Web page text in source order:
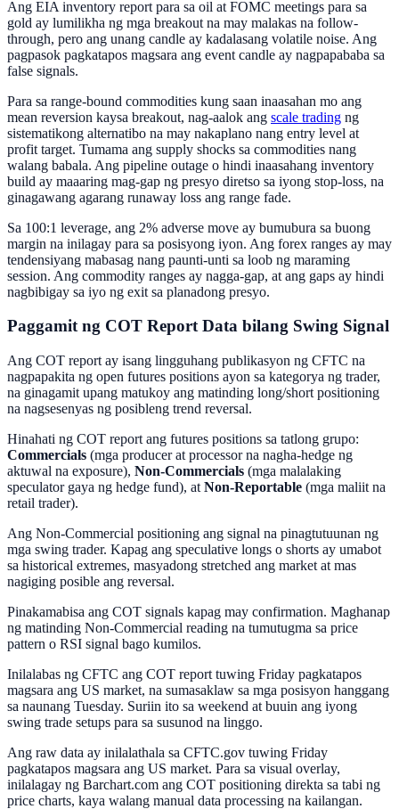
Ang EIA inventory report para sa oil at FOMC meetings para sa
gold ay lumilikha ng mga breakout na may malakas na follow-
through, pero ang unang candle ay kadalasang volatile noise. Ang
pagpasok pagkatapos magsara ang event candle ay nagpapababa sa
false signals.
Para sa range-bound commodities kung saan inaasahan mo ang
mean reversion kaysa breakout, nag-aalok ang scale trading ng
sistematikong alternatibo na may nakaplano nang entry level at
profit target. Tumama ang supply shocks sa commodities nang
walang babala. Ang pipeline outage o hindi inaasahang inventory
build ay maaaring mag-gap ng presyo diretso sa iyong stop-loss, na
ginagawang agarang runaway loss ang range fade.
Sa 100:1 leverage, ang 2% adverse move ay bumubura sa buong
margin na inilagay para sa posisyong iyon. Ang forex ranges ay may
tendensiyang mabasag nang paunti-unti sa loob ng maraming
session. Ang commodity ranges ay nagga-gap, at ang gaps ay hindi
nagbibigay sa iyo ng exit sa planadong presyo.
Paggamit ng COT Report Data bilang Swing Signal
Ang COT report ay isang lingguhang publikasyon ng CFTC na
nagpapakita ng open futures positions ayon sa kategorya ng trader,
na ginagamit upang matukoy ang matinding long/short positioning
na nagsesenyas ng posibleng trend reversal.
Hinahati ng COT report ang futures positions sa tatlong grupo:
Commercials (mga producer at processor na nagha-hedge ng
aktuwal na exposure), Non-Commercials (mga malalaking
speculator gaya ng hedge fund), at Non-Reportable (mga maliit na
retail trader).
Ang Non-Commercial positioning ang signal na pinagtutuunan ng
mga swing trader. Kapag ang speculative longs o shorts ay umabot
sa historical extremes, masyadong stretched ang market at mas
nagiging posible ang reversal.
Pinakamabisa ang COT signals kapag may confirmation. Maghanap
ng matinding Non-Commercial reading na tumutugma sa price
pattern o RSI signal bago kumilos.
Inilalabas ng CFTC ang COT report tuwing Friday pagkatapos
magsara ang US market, na sumasaklaw sa mga posisyon hanggang
sa naunang Tuesday. Suriin ito sa weekend at buuin ang iyong
swing trade setups para sa susunod na linggo.
Ang raw data ay inilalathala sa CFTC.gov tuwing Friday
pagkatapos magsara ang US market. Para sa visual overlay,
inilalagay ng Barchart.com ang COT positioning direkta sa tabi ng
price charts, kaya walang manual data processing na kailangan.